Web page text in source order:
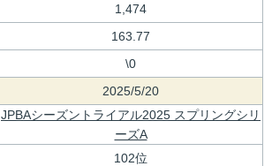
1,474
163.77
\0
2025/5/20
JPBAシーズントライアル2025 スプリングシリ
ーズA
102位